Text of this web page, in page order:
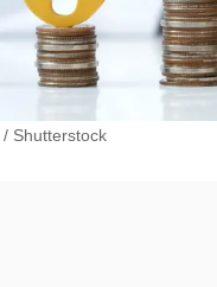
/ Shutterstock